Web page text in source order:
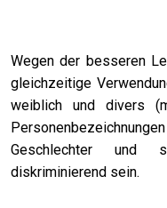
Wegen der besseren
gleichzeitige
weiblich und divers
Geschlechter
diskriminierend sein.